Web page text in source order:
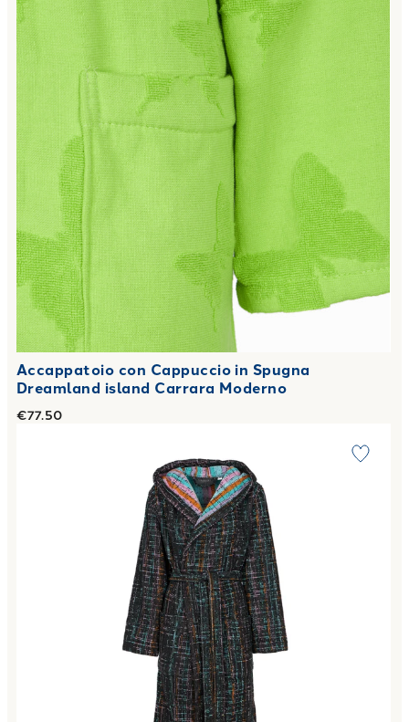
Accappatoio con Cappuccio in Spugna
Dreamland island Carrara Moderno
€77.50